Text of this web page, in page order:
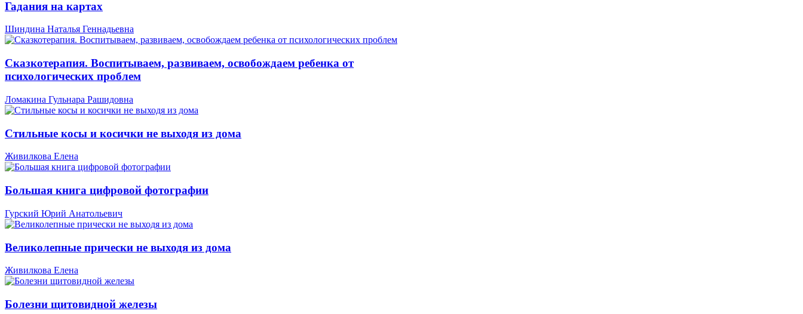
Гадания на картах
Шиндина Наталья Геннадьевна
Сказкотерапия. Воспитываем, развиваем, освобождаем ребенка от
психологических проблем
Ломакина Гульнара Рашидовна
Стильные косы и косички не выходя из дома
Живилкова Елена
Большая книга цифровой фотографии
Гурский Юрий Анатольевич
Великолепные прически не выходя из дома
Живилкова Елена
Болезни щитовидной железы